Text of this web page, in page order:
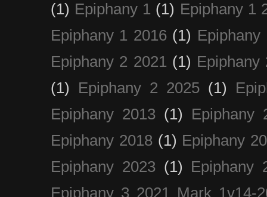
(1) Epiphany 1 (1) Epiphany 1
Epiphany 1 2016 (1) Epiphany
Epiphany 2 2021 (1) Epiphany
(1)
Epiphany 2 2025 (1)
Epiphany 2013 (1)
Epiphany
Epiphany 2018 (1) Epiphany
Epiphany 2023 (1)
Epiphany
Epiphany 3 2021 Mark 1v14-